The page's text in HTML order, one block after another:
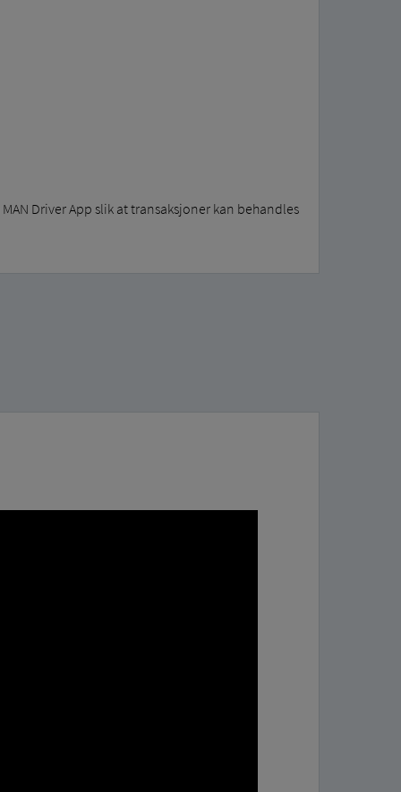
Driver App slik at transaksjoner kan behandles